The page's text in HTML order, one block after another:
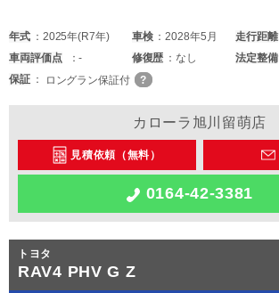
年式 2025年(R7年) 車検 2028年5月 走行距離
車両評価点 - 修復歴 なし 法定整備
保証
ロングラン保証付
カローラ旭川留萌店
見積依頼（無料）
0164-42-3381
トヨタ
RAV4 PHV G Z